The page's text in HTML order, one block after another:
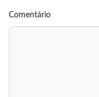
Comentário